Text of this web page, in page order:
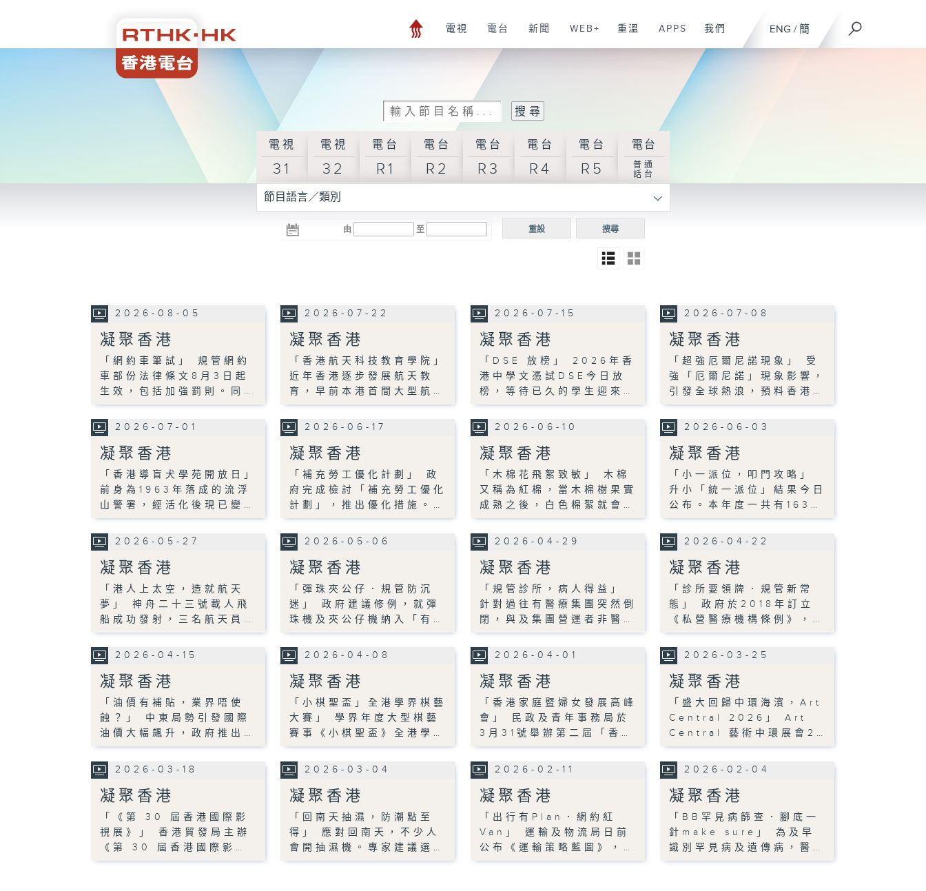
ENG / 簡
電視 電台 新聞 WEB+ 重溫 APPS 我們
電視
31
電視
32
電台
R1
電台
R2
電台
R3
電台
R4
電台
R5
電台
普通
話台
節目語言／類別
由 至 搜尋
重設
2026-08-05
凝聚香港
「網約車筆試」 規管網約
車部份法律條文8月3日起
生效，包括加強罰則。同…
2026-07-22
凝聚香港
「香港航天科技教育學院」
近年香港逐步發展航天教
育，早前本港首間大型航…
2026-07-15
凝聚香港
「DSE 放榜」 2026年香
港中學文憑試DSE今日放
榜，等待已久的學生迎來…
2026-07-08
凝聚香港
「超強厄爾尼諾現象」 受
強「厄爾尼諾」現象影響，
引發全球熱浪，預料香港…
2026-07-01
凝聚香港
「香港導盲犬學苑開放日」
前身為1963年落成的流浮
山警署，經活化後現已變…
2026-06-17
凝聚香港
「補充勞工優化計劃」 政
府完成檢討「補充勞工優化
計劃」，推出優化措施。…
2026-06-10
凝聚香港
「木棉花飛絮致敏」 木棉
又稱為紅棉，當木棉樹果實
成熟之後，白色棉絮就會…
2026-06-03
凝聚香港
「小一派位，叩門攻略」
升小「統一派位」結果今日
公布。本年度一共有163…
2026-05-27
凝聚香港
「港人上太空，造就航天
夢」 神舟二十三號載人飛
船成功發射，三名航天員…
2026-05-06
凝聚香港
「彈珠夾公仔．規管防沉
迷」 政府建議修例，就彈
珠機及夾公仔機納入「有…
2026-04-29
凝聚香港
「規管診所，病人得益」
針對過往有醫療集團突然倒
閉，與及集團營運者非醫…
2026-04-22
凝聚香港
「診所要領牌．規管新常
態」 政府於2018年訂立
《私營醫療機構條例》，…
2026-04-15
凝聚香港
「油價有補貼，業界唔使
蝕？」 中東局勢引發國際
油價大幅飆升，政府推出…
2026-04-08
凝聚香港
「小棋聖盃」全港學界棋藝
大賽」 學界年度大型棋藝
賽事《小棋聖盃》全港學…
2026-04-01
凝聚香港
「香港家庭暨婦女發展高峰
會」 民政及青年事務局於
3月31號舉辦第二屆「香…
2026-03-25
凝聚香港
「盛大回歸中環海濱，Art
Central 2026」 Art
Central 藝術中環展會2…
2026-03-18
凝聚香港
「《第 30 屆香港國際影
視展》」 香港貿發局主辦
《第 30 屆香港國際影…
2026-03-04
凝聚香港
「回南天抽濕，防潮點至
得」 應對回南天，不少人
會開抽濕機。專家建議選…
2026-02-11
凝聚香港
「出行有Plan．網約紅
Van」 運輸及物流局日前
公布《運輸策略藍圖》，…
2026-02-04
凝聚香港
「BB罕見病篩查．腳底一
針make sure」 為及早
識別罕見病及遺傳病，醫…